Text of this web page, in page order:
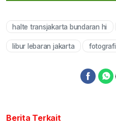
halte transjakarta bundaran hi
libur lebaran jakarta fotografi
Berita Terkait